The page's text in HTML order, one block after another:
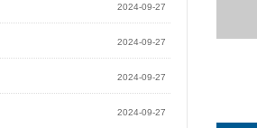
2024-09-27
2024-09-27
2024-09-27
2024-09-27